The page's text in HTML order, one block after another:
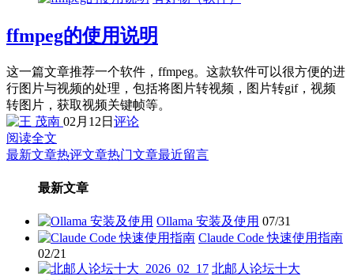
ffmpeg的使用说明
这一篇文章推荐一个软件，ffmpeg。这款软件可以很方便的进
行图片与视频的处理，包括将图片转视频，图片转gif，视频
转图片，获取视频关键帧等。
02月12日 评论
阅读全文
最新文章热评文章热门文章最近留言
最新文章
Ollama 安装及使用 07/31
Claude Code 快速使用指南
02/21
北邮人论坛十大